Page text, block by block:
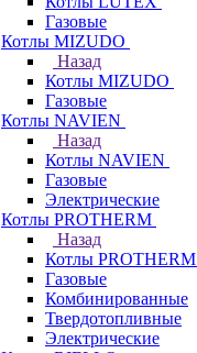
Газовые
Котлы MIZUDO
Назад
Котлы MIZUDO
Газовые
Котлы NAVIEN
Назад
Котлы NAVIEN
Газовые
Электрические
Котлы PROTHERM
Назад
Котлы PROTHERM
Газовые
Комбинированные
Твердотопливные
Электрические